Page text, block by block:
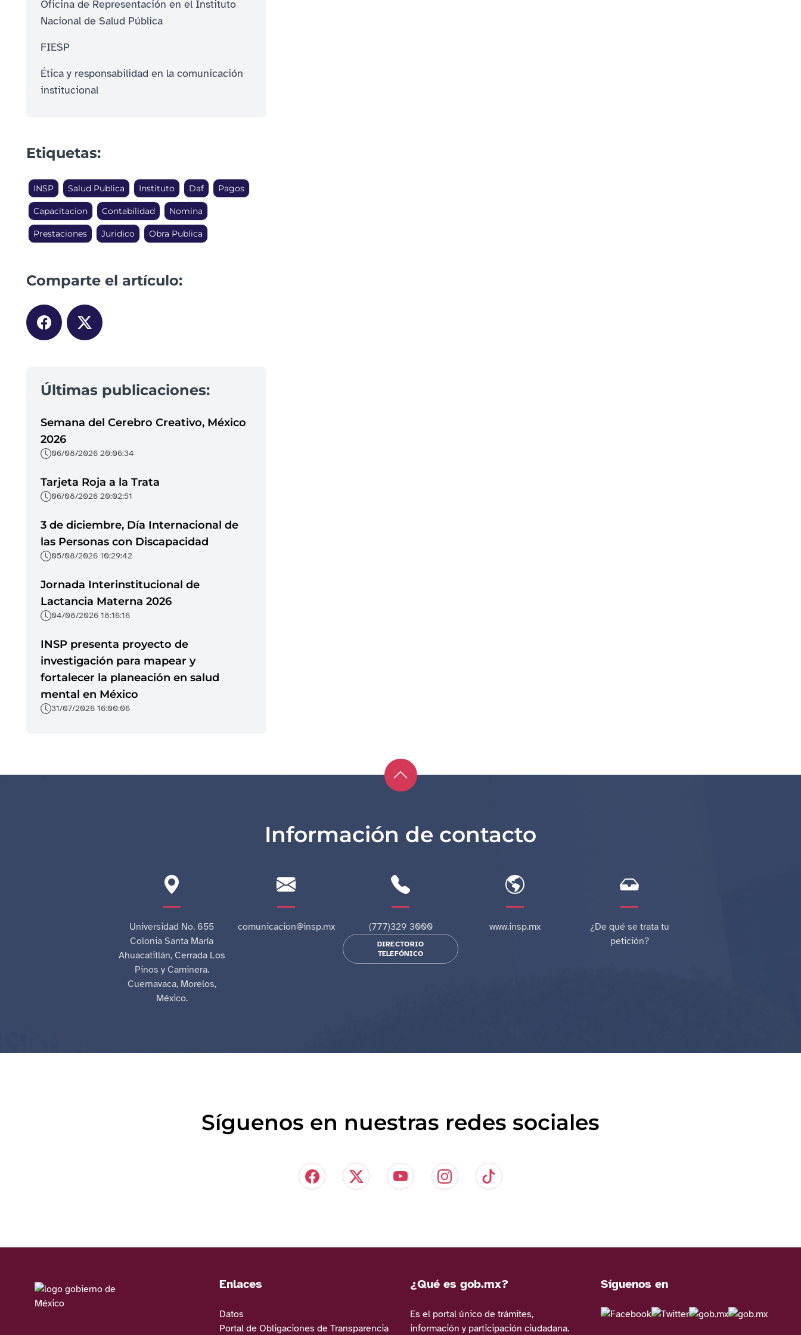
Oficina de Representación en el Instituto
Nacional de Salud Pública
FIESP
Ética y responsabilidad en la comunicación
institucional
Etiquetas:
INSP Salud Publica Instituto Daf Pagos
Capacitacion Contabilidad Nomina
Prestaciones Juridico Obra Publica
Comparte el artículo:
Últimas publicaciones:
Semana del Cerebro Creativo, México
2026
06/08/2026 20:06:34
Tarjeta Roja a la Trata
06/08/2026 20:02:51
3 de diciembre, Día Internacional de
las Personas con Discapacidad
05/08/2026 10:29:42
Jornada Interinstitucional de
Lactancia Materna 2026
04/08/2026 18:16:16
INSP presenta proyecto de
investigación para mapear y
fortalecer la planeación en salud
mental en México
31/07/2026 16:00:06
Información de contacto
Universidad No. 655
Colonia Santa María
Ahuacatitlán, Cerrada Los
Pinos y Caminera.
Cuernavaca, Morelos,
México.
comunicacion@insp.mx (777)329 3000
DIRECTORIO
TELEFÓNICO
www.insp.mx
¿De qué se trata tu
petición?
Síguenos en nuestras redes sociales
Enlaces
Datos
Portal de Obligaciones de Transparencia
¿Qué es gob.mx?
Es el portal único de trámites,
información y participación ciudadana.
Síguenos en